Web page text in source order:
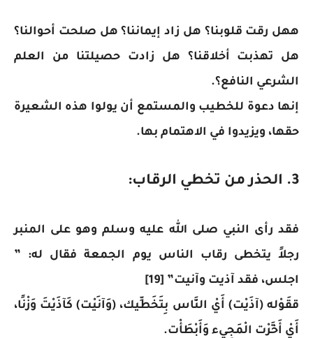
ههل رقت قلوبنا؟ هل زاد إيماننا؟ هل صلحت أحوالنا؟
هل تهذبت أخلاقنا؟ هل زادت حصيلتنا من العلم
الشرعي النافع؟.
إنها دعوة للخطيب والمستمع أن يولوا هذه الشعيرة
حقها، ويزيدوا في الاهتمام بها.
3. الحذر من تخطي الرقاب:
فقد رأى النبي صلى الله عليه وسلم وهو على المنبر
رجلاً يتخطى رقاب الناس يوم الجمعة فقال له: ”
اجلس، فقد آذيت وآنيت” [19]
ققَوْله (آذَيْت) أَيْ النَّاس بِتَخَطِّيك، (وَآنَيْت) كَآذَيْتَ وَزْنًا،
أَيْ أَخَّرْت الْمَجِيء وَأَبْطَأْت.